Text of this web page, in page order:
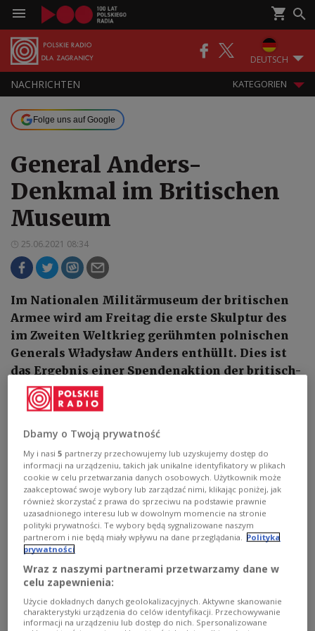
DEUTSCH
NACHRICHTEN KATEGORIEN
Folge uns auf Google
General Anders-
Denkmal im Britischen
Museum
25.06.2021 08:34
Im Nationalen Militärmuseum der britischen
Armee wird am Freitag die erste Skulptur des
im Zweiten Weltkrieg gerühmten polnischen
Generals Władysław Anders enthüllt. Dies ist
das Ergebnis einer Spendenaktion der britisch-
polnischen Gemeinde, die vom Internetportal
„British Poles“ initiiert wurde.
Das Denkmal für General Władysław Anders wird am 25. Juni im National
Army Museum in London enthüllt. britishpoles.uk
Dbamy o Twoją prywatność
My i nasi5 partnerzy przechowujemy lub uzyskujemy dostęp do
informacji na urządzeniu, takich jak unikalne identyfikatory w plikach
cookie w celu przetwarzania danych osobowych. Użytkownik może
zaakceptować swoje wybory lub zarządzać nimi, klikając poniżej, jak
również skorzystać z prawa do sprzeciwu na podstawie prawnie
uzasadnionego interesu lub w dowolnym momencie na stronie
polityki prywatności. Te wybory będą sygnalizowane naszym
partnerom i nie będą miały wpływu na dane przeglądania.
Polityka
prywatności
Wraz z naszymi partnerami przetwarzamy dane w
celu zapewnienia:
Użycie dokładnych danych geolokalizacyjnych. Aktywne skanowanie
charakterystyki urządzenia do celów identyfikacji. Przechowywanie
informacji na urządzeniu lub dostęp do nich. Spersonalizowane